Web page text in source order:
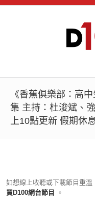
《香蕉俱樂部：高
集 主持：杜浚斌、
上10點更新 假期休
如想線上收聽或下載節目重溫
買D100網台節目
。